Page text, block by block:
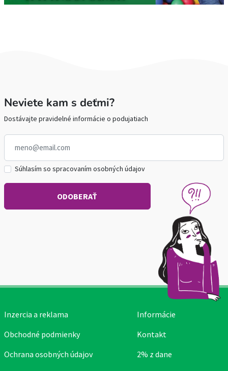
Neviete kam s deťmi?
Dostávajte pravidelné informácie o podujatiach
Súhlasím so spracovaním osobných údajov
Inzercia a reklama
Obchodné podmienky
Ochrana osobných údajov
Informácie
Kontakt
2% z dane